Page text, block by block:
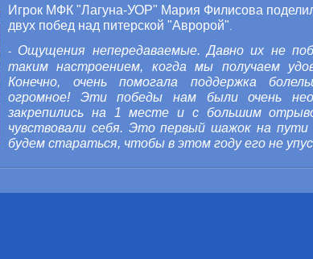
Игрок МФК "Лагуна-УОР" Мария Филисова
двух побед над питерской "Авророй".
- Ощущения непередаваемые. Давно их не
таким настроением, когда мы получаем
Конечно, очень помогала поддержка
огромное! Эти победы нам были очень
закрепились на 1 месте и с большим
чувствовали себя. Это первый шажок на
будем стараться, чтобы в этом году его не